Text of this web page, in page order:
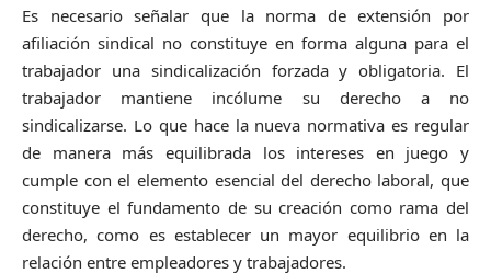
Es necesario señalar que la norma de extensión por
afiliación sindical no constituye en forma alguna para el
trabajador una sindicalización forzada y obligatoria. El
trabajador mantiene incólume su derecho a no
sindicalizarse. Lo que hace la nueva normativa es regular
de manera más equilibrada los intereses en juego y
cumple con el elemento esencial del derecho laboral, que
constituye el fundamento de su creación como rama del
derecho, como es establecer un mayor equilibrio en la
relación entre empleadores y trabajadores.